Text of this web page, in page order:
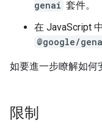
genai 套件。
在 JavaScript
@google/
如要進一步瞭解如何
限制